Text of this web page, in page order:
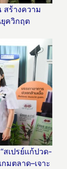
สร้างความ
ควิกฤต
เปรย์แก้ปวด-
มตลาด–เจาะ